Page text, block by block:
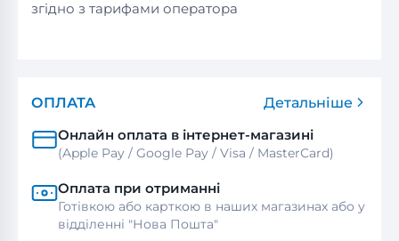
згідно з тарифами оператора
ОПЛАТА
Детальніше
Онлайн оплата в інтернет-магазині
(Apple Pay / Google Pay / Visa / MasterСard)
Оплата при отриманні
Готівкою або карткою в наших магазинах або у
відділенні "Нова Пошта"